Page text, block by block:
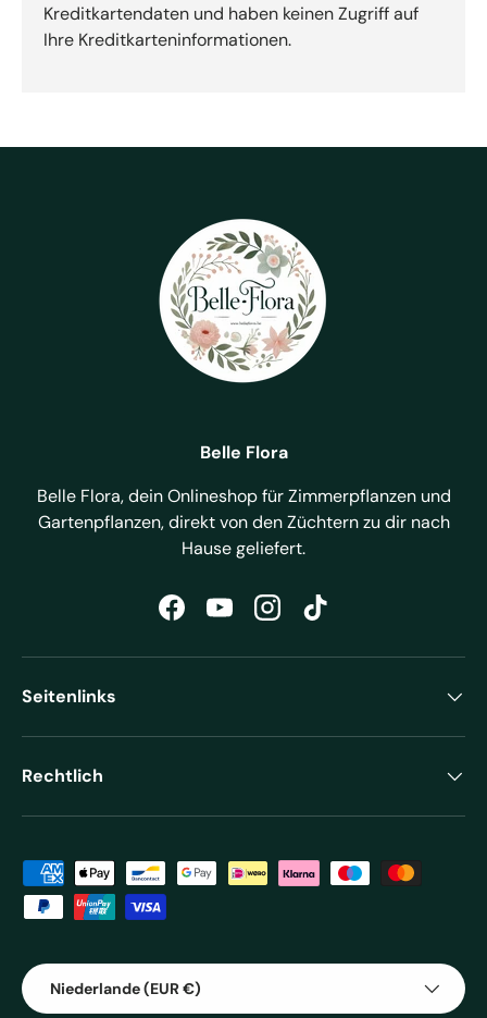
Kreditkartendaten und haben keinen Zugriff auf
Ihre Kreditkarteninformationen.
Belle Flora
Belle Flora, dein Onlineshop für Zimmerpflanzen und
Gartenpflanzen, direkt von den Züchtern zu dir nach
Hause geliefert.
FacebookYouTubeInstagramTikTok
Seitenlinks
Rechtlich
Zahlungsmethoden
Land/Region
Niederlande (EUR €)